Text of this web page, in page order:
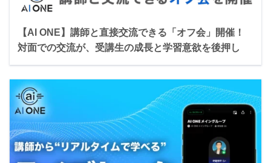
【AI ONE】講師と直接交流できる「オフ会」開催！
対面での交流が、受講生の成長と学習意欲を後押し